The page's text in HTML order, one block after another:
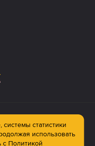
ПК «Технология»,
статистики
использовать
с Политикой